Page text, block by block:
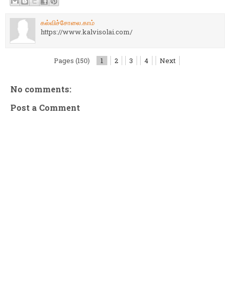
கல்விச்சோலை.காம்
https://www.kalvisolai.com/
Pages (150) 1 2 3 4 Next
No comments:
Post a Comment